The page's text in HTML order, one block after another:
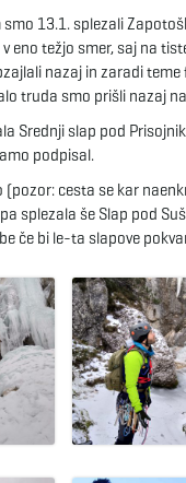
13.1. splezali
eno težjo smer, saj na
nazaj in zaradi
truda smo prišli nazaj
Srednji slap pod
podpisal.
cesta se kar
splezala še Slap pod
če bi le-ta slapove